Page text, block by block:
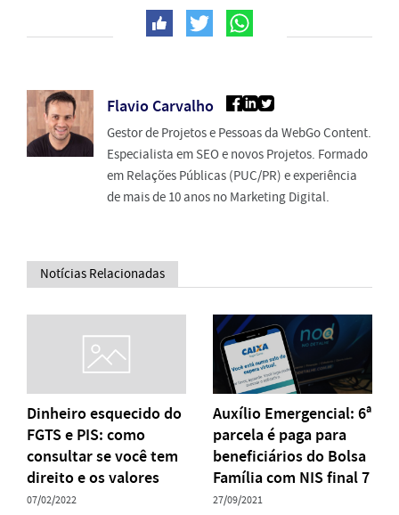
Flavio Carvalho
Gestor de Projetos e Pessoas da WebGo Content.
Especialista em SEO e novos Projetos. Formado
em Relações Públicas (PUC/PR) e experiência
de mais de 10 anos no Marketing Digital.
Notícias Relacionadas
Dinheiro esquecido do
FGTS e PIS: como
consultar se você tem
direito e os valores
07/02/2022
Auxílio Emergencial: 6ª
parcela é paga para
beneficiários do Bolsa
Família com NIS final 7
27/09/2021